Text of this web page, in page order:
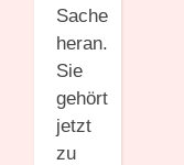
Sache
heran.
Sie
gehört
jetzt
zu